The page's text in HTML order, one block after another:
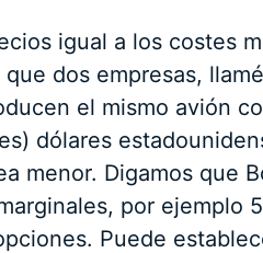
igual a los costes
dos empresas,
el mismo avión
dólares
menor. Digamos que
por ejemplo
Puede